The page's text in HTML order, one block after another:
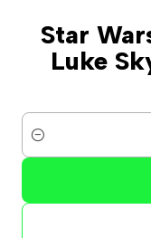
Star
Luke
Cantidad